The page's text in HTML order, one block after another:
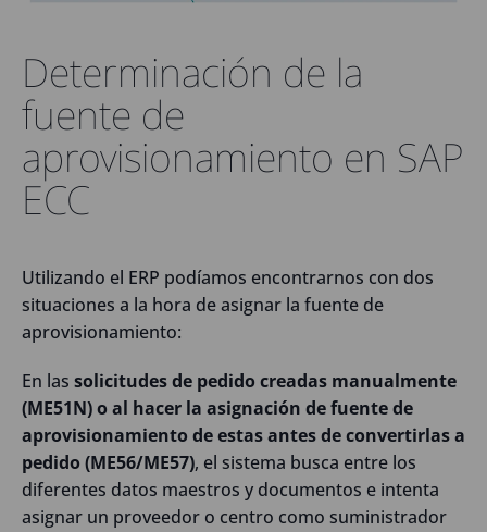
Determinación de la
fuente de
aprovisionamiento en SAP
ECC
Utilizando el ERP podíamos encontrarnos con dos
situaciones a la hora de asignar la fuente de
aprovisionamiento:
En las solicitudes de pedido creadas manualmente
(ME51N) o al hacer la asignación de fuente de
aprovisionamiento de estas antes de convertirlas a
pedido (ME56/ME57), el sistema busca entre los
diferentes datos maestros y documentos e intenta
asignar un proveedor o centro como suministrador